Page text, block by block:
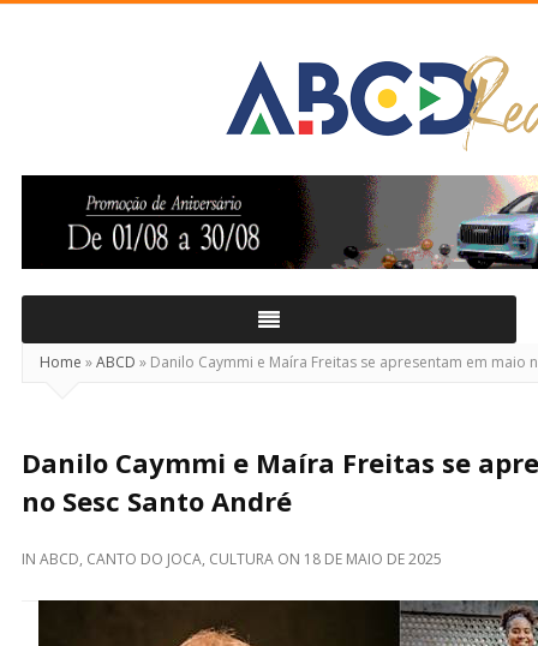
Home »ABCD » Danilo Caymmi e Maíra Freitas se apresentam em maio
Danilo Caymmi e Maíra Freitas se
no Sesc Santo André
IN ABCD, CANTO DO JOCA, CULTURA ON 18 DE MAIO DE 2025